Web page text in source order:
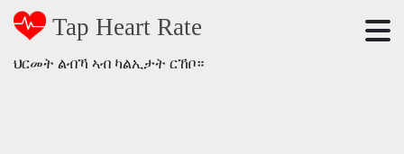
Tap Heart Rate
ህርመት ልብኻ ኣብ ካልኢታት ርኸቦ።